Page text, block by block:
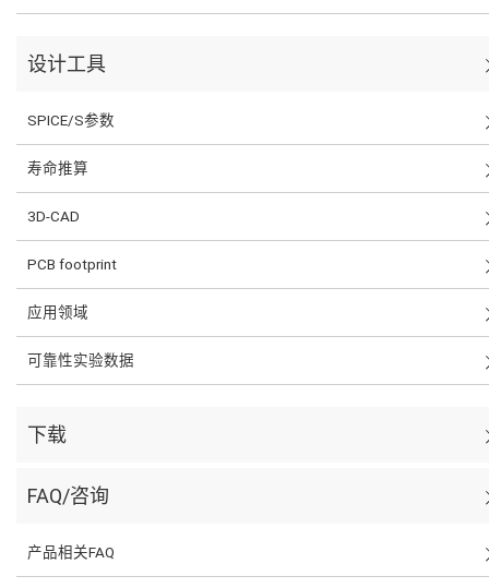
设计工具
SPICE/S参数
寿命推算
3D-CAD
PCB footprint
应用领域
可靠性实验数据
下载
FAQ/咨询
产品相关FAQ